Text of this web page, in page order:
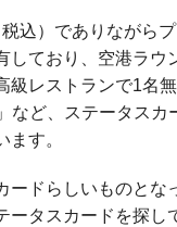
込）でありながら
しており、空港ラウ
級レストランで1名
など、ステータスカ
ます。
ードらしいものとな
ータスカードを探し